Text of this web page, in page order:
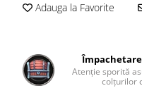
Adauga la Favorite
Atenție sporită
colțurilor